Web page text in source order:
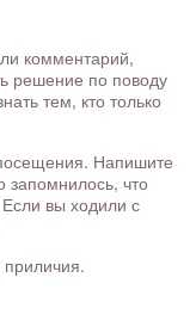
комментарий,
решение по поводу
тем, кто только
Напишите
запомнилось, что
вы ходили с